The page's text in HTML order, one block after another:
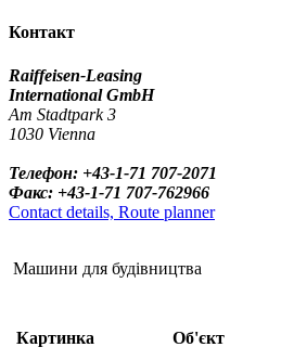
Контакт
Raiffeisen-Leasing
International GmbH
Am Stadtpark 3
1030 Vienna
Телефон: +43-1-71 707-2071
Факс: +43-1-71 707-762966
Contact details, Route planner
Машини для будівництва
Картинка Об'єкт